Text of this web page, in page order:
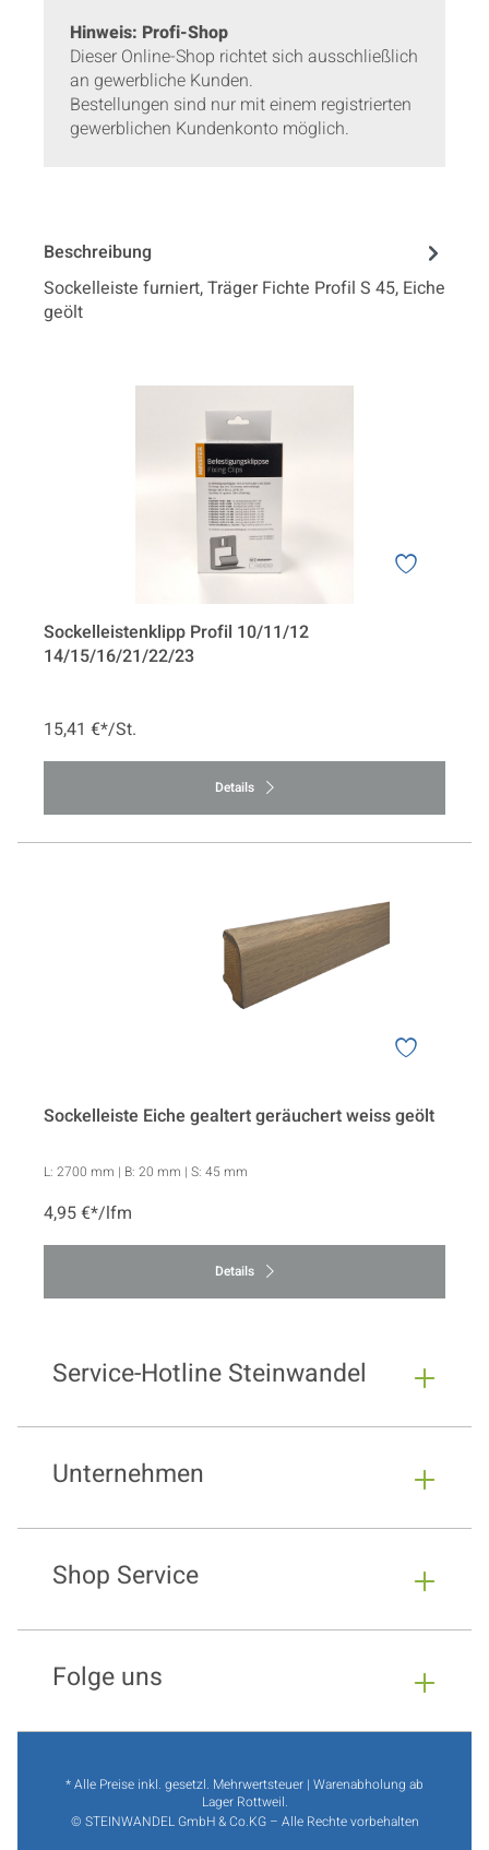
Hinweis: Profi-Shop
Dieser Online-Shop richtet sich ausschließlich
an gewerbliche Kunden.
Bestellungen sind nur mit einem registrierten
gewerblichen Kundenkonto möglich.
Beschreibung
Sockelleiste furniert, Träger Fichte Profil S 45, Eiche
geölt
Sockelleistenklipp Profil 10/11/12
14/15/16/21/22/23
15,41 €*/St.
Details
Sockelleiste Eiche gealtert geräuchert weiss geölt
L: 2700 mm | B: 20 mm | S: 45 mm
4,95 €*/lfm
Details
Service-Hotline Steinwandel
Unternehmen
Shop Service
Folge uns
* Alle Preise inkl. gesetzl. Mehrwertsteuer | Warenabholung ab
Lager Rottweil.
© STEINWANDEL GmbH & Co.KG – Alle Rechte vorbehalten